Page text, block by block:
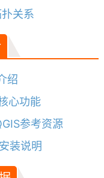
关系
绍
心功能
参考资源
装说明